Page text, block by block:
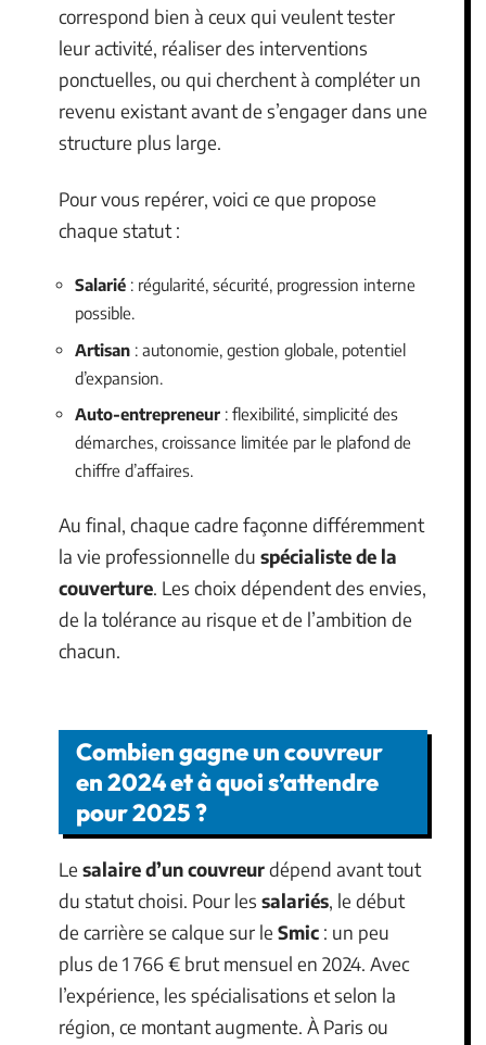
correspond bien à ceux qui veulent tester
leur activité, réaliser des interventions
ponctuelles, ou qui cherchent à compléter un
revenu existant avant de s’engager dans une
structure plus large.
Pour vous repérer, voici ce que propose
chaque statut :
Salarié : régularité, sécurité, progression interne
possible.
Artisan : autonomie, gestion globale, potentiel
d’expansion.
Auto-entrepreneur : flexibilité, simplicité des
démarches, croissance limitée par le plafond de
chiffre d’affaires.
Au final, chaque cadre façonne différemment
la vie professionnelle du spécialiste de la
couverture. Les choix dépendent des envies,
de la tolérance au risque et de l’ambition de
chacun.
Combien gagne un couvreur
en 2024 et à quoi s’attendre
pour 2025 ?
Le salaire d’un couvreurdépend avant tout
du statut choisi. Pour les salariés, le début
de carrière se calque sur le Smic : un peu
plus de 1 766 € brut mensuel en 2024. Avec
l’expérience, les spécialisations et selon la
région, ce montant augmente. À Paris ou